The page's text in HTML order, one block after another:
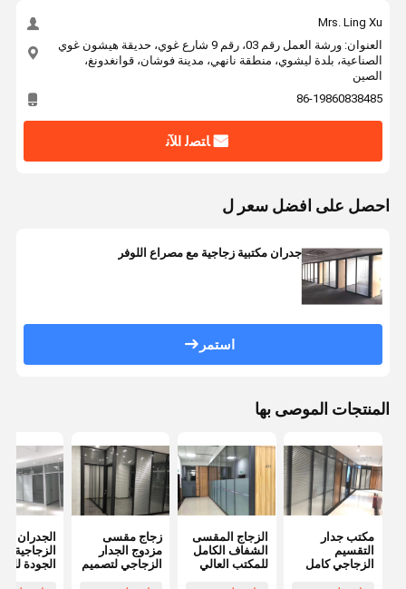
Mrs. Ling Xu
العنوان: ورشة العمل رقم 03، رقم 9 شارع غوي، حديقة هيشون غوي
الصناعية، بلدة ليشوي، منطقة نانهي، مدينة فوشان، قوانغدونغ،
الصين
86-19860838485
ﺎﺘﺼﻟ ﺍﻶﻧ
احصل على افضل سعر ل
جدران مكتبية زجاجية مع مصراع اللوفر
استمر
المنتجات الموصى بها
مكتب جدار
التقسيم
الزجاجي كامل
الزجاج المقسى
الشفاف الكامل
للمكتب العالي
زجاج مقسى
مزدوج الجدار
الزجاجي لتصميم
الجدران
الزجاجية
الجودة